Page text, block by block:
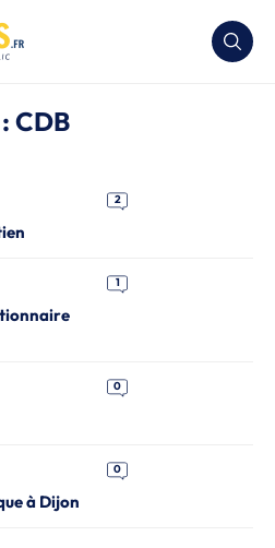
CDB
2
1
0
0
à Dijon